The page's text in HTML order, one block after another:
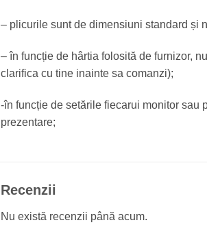
– plicurile sunt de dimensiuni standard și
– în funcție de hârtia folosită de furnizor,
clarifica cu tine inainte sa comanzi);
-în funcție de setările fiecarui monitor sau
prezentare;
Recenzii
Nu există recenzii până acum.